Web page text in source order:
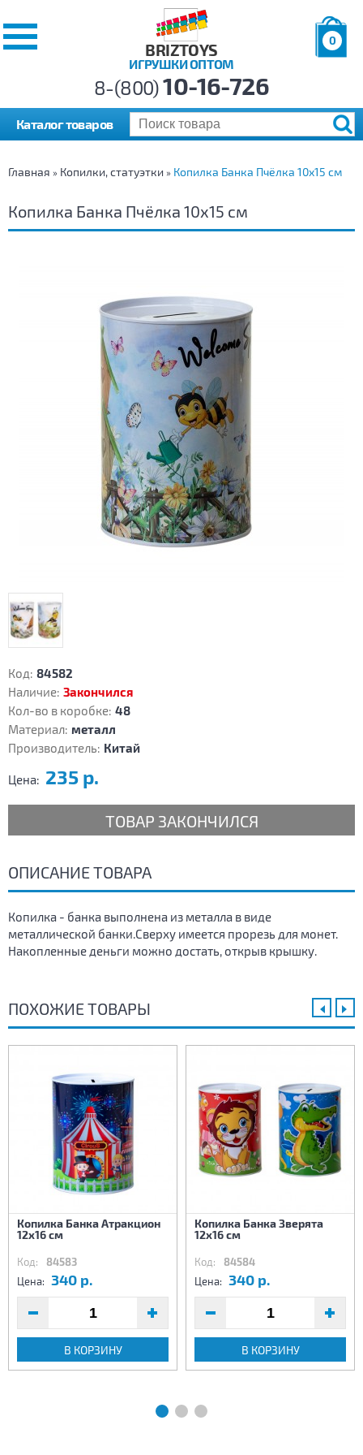
BRIZTOYS
ИГРУШКИ ОПТОМ
0
р.
8-(800)10-16-726
Каталог товаров
Главная » Копилки, статуэтки » Копилка Банка Пчёлка 10х15 см
Копилка Банка Пчёлка 10х15 см
Код: 84582
Наличие: Закончился
Кол-во в коробке: 48
Материал: металл
Производитель: Китай
Цена: 235 р.
ТОВАР ЗАКОНЧИЛСЯ
ОПИСАНИЕ ТОВАРА
Копилка - банка выполнена из металла в виде
металлической банки.Сверху имеется прорезь для монет.
Накопленные деньги можно достать, открыв крышку.
ПОХОЖИЕ ТОВАРЫ
Копилка Банка Атракцион
12х16 см
Код: 84583
Цена: 340 р.
В КОРЗИНУ
Копилка Банка Зверята
12х16 см
Код: 84584
Цена: 340 р.
В КОРЗИНУ